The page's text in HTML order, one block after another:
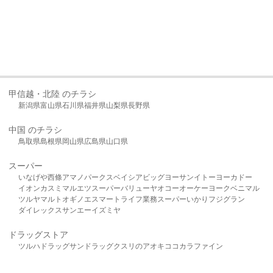
甲信越・北陸 のチラシ
新潟県富山県石川県福井県山梨県長野県
中国 のチラシ
鳥取県島根県岡山県広島県山口県
スーパー
いなげや西條アマノパークスベイシア ビッグヨーサンイトーヨーカドー
イオンカスミ マルエツスーパーバリューヤオコーオーケー ヨークベニマル
ツルヤマルト オギノ エスマート ライフ業務スーパーいかり フジグラン
ダイレックスサンエーイズミヤ
ドラッグストア
ツルハドラッグサンドラッグクスリのアオキ ココカラファイン